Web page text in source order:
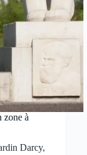
zone à
Darcy,